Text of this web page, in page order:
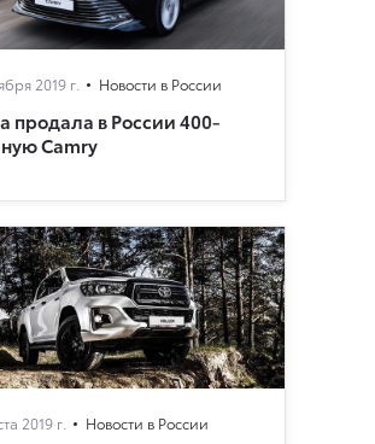
2019 г. Новости в России
продала в России 400-
Camry
2019 г. Новости в России